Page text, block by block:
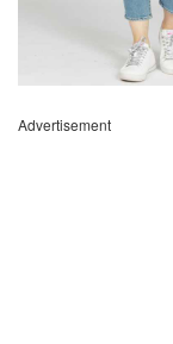
Advertisement